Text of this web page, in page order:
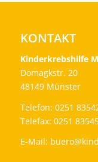
KONTAKT
Kinderkrebshilfe
Domagkstr. 20
48149 Münster
Telefon: 0251
Telefax: 0251
E-Mail: